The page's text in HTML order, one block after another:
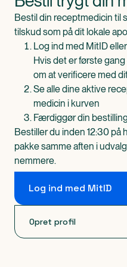
Bestil din receptmedicin til
tilskud som på dit lokale
Log ind med MitID
Hvis det er første
om at verificere med
Se alle dine aktive
medicin i kurven
Færdiggør din
Bestiller du inden 12:30 på
pakke samme aften i
nemmere.
Log ind med MitID
Opret profil